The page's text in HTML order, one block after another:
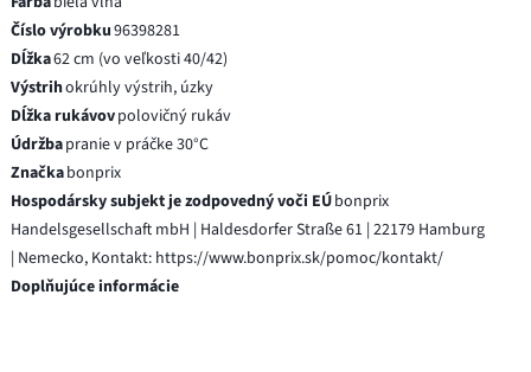
Číslo výrobku96398281
Dĺžka62 cm (vo veľkosti 40/42)
Výstrihokrúhly výstrih, úzky
Dĺžka rukávovpolovičný rukáv
Údržbapranie v práčke 30°C
Značkabonprix
Hospodársky subjekt je zodpovedný voči EÚbonprix
Handelsgesellschaft mbH | Haldesdorfer Straße 61 | 22179 Hamburg
| Nemecko, Kontakt: https://www.bonprix.sk/pomoc/kontakt/
Doplňujúce informácie